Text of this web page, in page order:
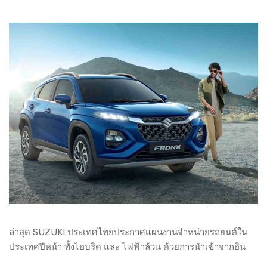
ล่าสุด SUZUKI ประเทศไทยประกาศแผนงานจำหน่ายรถยนต์ใน
ประเทศปีหน้า ทั้งไฮบริด และ ไฟฟ้าล้วน ด้วยการนำเข้าจากอิน